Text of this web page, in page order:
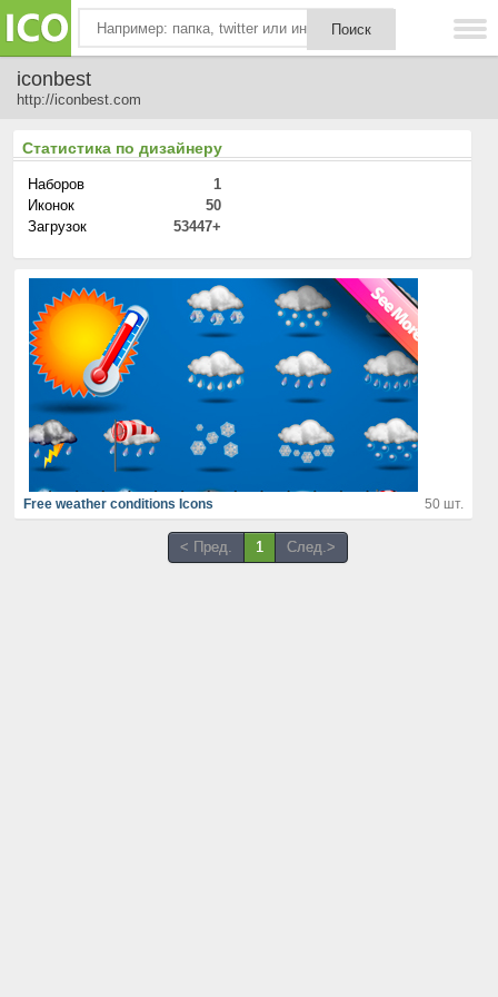
iconbest
http://iconbest.com
Статистика по дизайнеру
Наборов
1
Иконок
50
Загрузок
53447+
Free weather conditions Icons 50 шт.
< Пред. 1 След.>